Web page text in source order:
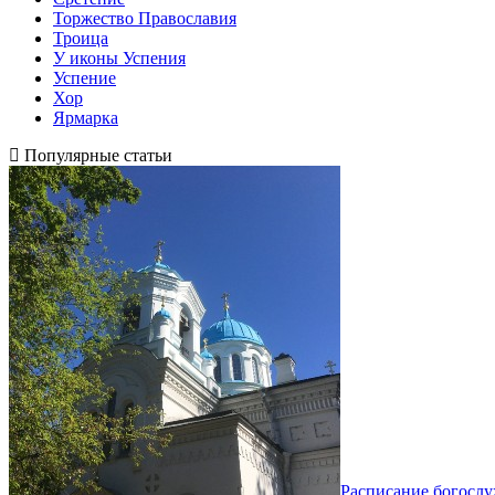
Торжество Православия
Троица
У иконы Успения
Успение
Хор
Ярмарка
Популярные статьи
Расписание